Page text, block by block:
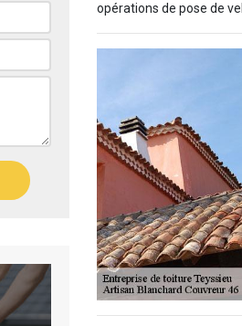
opérations de pose de